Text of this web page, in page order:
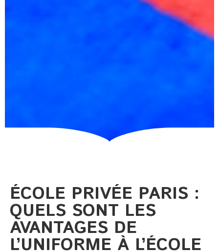
ÉCOLE PRIVÉE PARIS :
QUELS SONT LES
AVANTAGES DE
L’UNIFORME À L’ÉCOLE